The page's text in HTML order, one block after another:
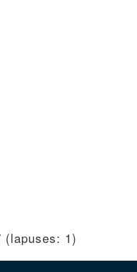
(lapuses: 1)